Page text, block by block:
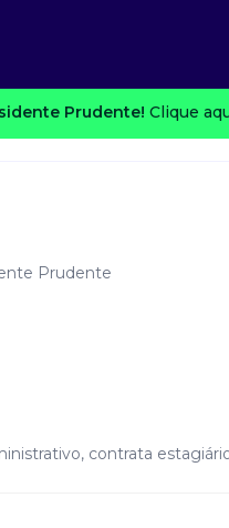
Prudente! Clique
Prudente
contrata